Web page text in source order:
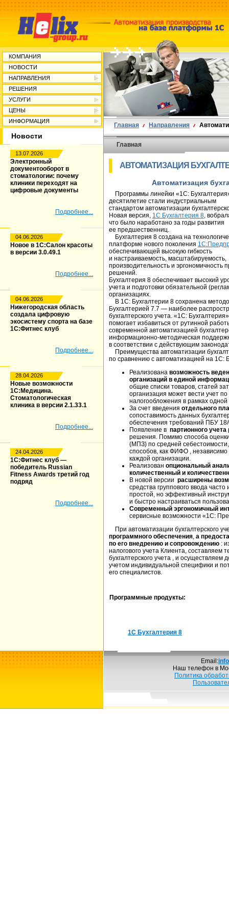
КОМПАНИЯ
НОВОСТИ
НАПРАВЛЕНИЯ
РЕШЕНИЯ
УСЛУГИ
ЦЕНЫ
ИНФОРМАЦИЯ
Новости
13.07.2026
Электронный
документооборот в
стоматологии: почему
клиники переходят на
цифровые документы
Подробнее...
04.06.2026
Новое в 1С:Салон красоты
в версии 3.0.49.1
Подробнее...
04.06.2026
Нижегородская область
создала цифровую
экосистему спорта на базе
1С:Фитнес клуб
Подробнее...
28.04.2026
Новые возможности
1С:Медицина.
Стоматологическая
клиника в версии 2.1.33.1
Подробнее...
24.04.2026
1С:Фитнес клуб —
победитель Russian
Fitness Awards третий год
подряд
Подробнее...
Главная Направления
Главная
АВТОМАТИЗАЦИЯ
Автоматизация
Программы линейки «1С:
десятилетие стали индустриальным
стандартом автоматизации
Новая версия, 1С Бухгалтерия 8,
что было наработано за годы развития
ее предшественниц.
Бухгалтерия 8 создана на
платформе нового поколения
обеспечивающей высокую гибкость
и настраиваемость, масштабируемость,
производительность и эргономичность
решений.
Бухгалтерия 8 обеспечивает высокий
учета и подготовки обязательной
организациях.
В 1С: Бухгалтерии 8 сохранена
Бухгалтерией 7.7 — наиболее
бухгалтерского учета. «1С:
помогает избавиться от рутинной
современной автоматизацией
информационно-методическая
в соответствии с действующим
Преимущества автоматизации
по сравнению с автоматизацией на 1С:
Реализована возможность
организаций в единой
общие списки товаров, статей
организация может вести учет
налогообложения в рамках
За счет введения отдельного
сопоставимость данных
обеспечения требований ПБУ
Появление в партионного учета
решения. Помимо способа
(МПЗ) по средней
способов, как ФИФО , независимо
каждой организации.
Реализован опциональный
количественный и
В новой версии расширены
средства группового ввода
простой, но эффективный
и быстро настраиваться
Современный эргономичный
сервисные возможности «1С:
При автоматизации бухгалтерского
программного обеспечения, а
по его внедрению и сопровождению :
налогового учета Клиента, составляем
бухгалтерского учета , и осуществляем
учетом индивидуальной специфики и
его специалистов.
Программные продукты:
1С Бухгалтерия 8
Email:
Наш телефон в
Политика